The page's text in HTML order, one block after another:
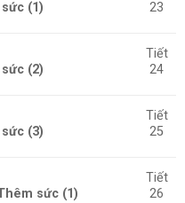
(1)
23
(2)
Tiết
24
(3)
Tiết
25
sức (1)
Tiết
26